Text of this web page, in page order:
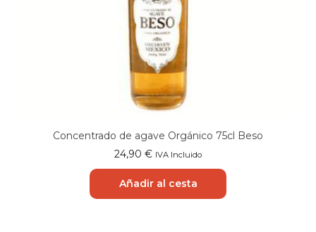
Concentrado de agave Orgánico 75cl Beso
24,90 € IVA Incluido
Añadir al cesta